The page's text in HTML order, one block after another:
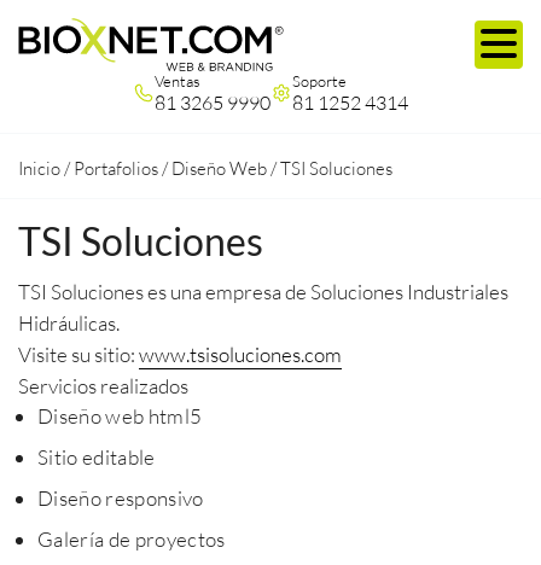
Ventas
81 3265 9990
Soporte
81 1252 4314
Inicio /Portafolios /Diseño Web /TSI Soluciones
TSI Soluciones
TSI Soluciones es una empresa de Soluciones Industriales
Hidráulicas.
Visite su sitio:www.tsisoluciones.com
Servicios realizados
Diseño web html5
Sitio editable
Diseño responsivo
Galería de proyectos